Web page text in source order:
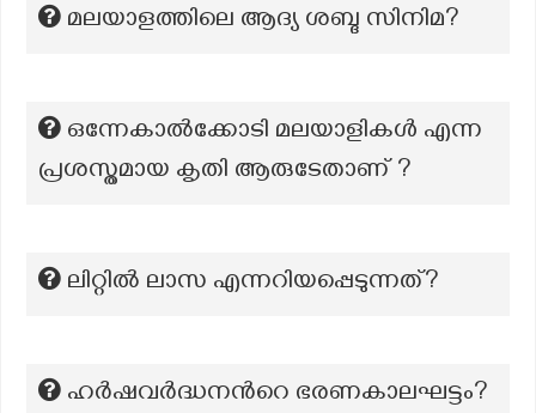
മലയാളത്തിലെ ആദ്യ ശബ്ദ സിനിമ?
ഒന്നേകാൽക്കോടി മലയാളികൾ എന്ന
പ്രശസ്തമായ കൃതി ആരുടേതാണ് ?
ലിറ്റിൽ ലാസ എന്നറിയപ്പെടുന്നത്?
ഹര്‍ഷവര്‍ദ്ധനന്‍റെ ഭരണകാലഘട്ടം?